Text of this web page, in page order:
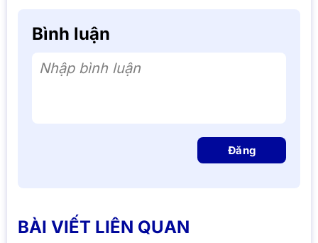
Bình luận
Nhập bình luận
Đăng
BÀI VIẾT LIÊN QUAN